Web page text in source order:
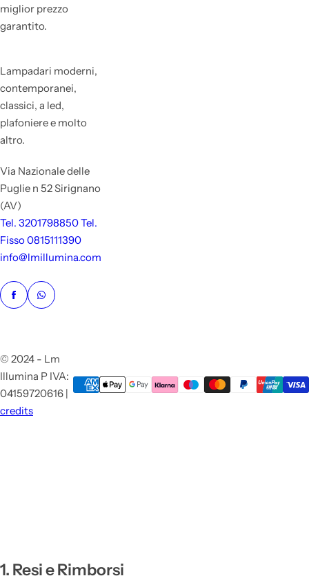
miglior prezzo
garantito.
Lampadari moderni,
contemporanei,
classici, a led,
plafoniere e molto
altro.
Via Nazionale delle
Puglie n 52 Sirignano
(AV)
Tel. 3201798850 Tel.
Fisso 0815111390
info@lmillumina.com
© 2024 - Lm
Illumina P IVA:
04159720616 |
credits
1. Resi e Rimborsi